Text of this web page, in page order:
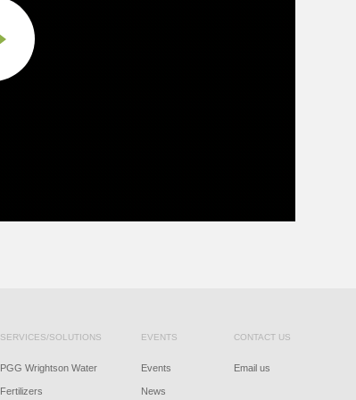
SERVICES/SOLUTIONS
PGG Wrightson Water
Fertilizers
EVENTS
Events
News
CONTACT US
Email us